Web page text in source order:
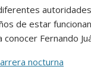
de estar
Fernando
nocturna